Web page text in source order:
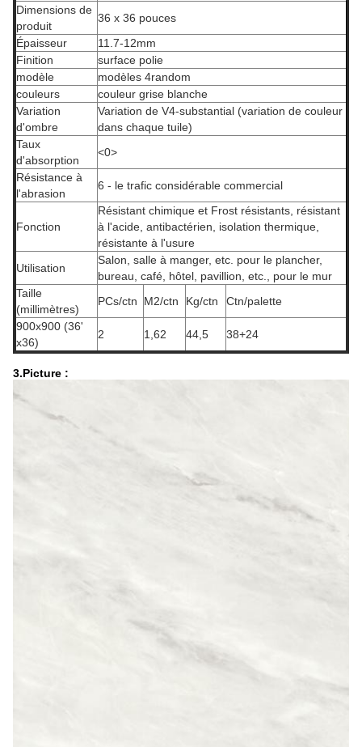
Dimensions de
produit
36 x 36 pouces
Épaisseur
11.7-12mm
Finition
surface polie
modèle
modèles 4random
couleurs
couleur grise blanche
Variation
d'ombre
Variation de V4-substantial (variation de couleur
dans chaque tuile)
Taux
d'absorption
<0>
Résistance à
l'abrasion
6 - le trafic considérable commercial
Fonction
Résistant chimique et Frost résistants, résistant
à l'acide, antibactérien, isolation thermique,
résistante à l'usure
Utilisation
Salon, salle à manger, etc. pour le plancher,
bureau, café, hôtel, pavillion, etc., pour le mur
Taille
(millimètres)
PCs/ctn M2/ctn Kg/ctn
Ctn/palette
900x900 (36'
x36)
2 1,62 44,5 38+24
3.Picture :